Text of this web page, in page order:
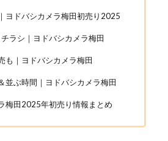
ヨドバシカメラ梅田初売り2025
ラシ｜ヨドバシカメラ梅田
も｜ヨドバシカメラ梅田
並ぶ時間｜ヨドバシカメラ梅田
梅田2025年初売り情報まとめ